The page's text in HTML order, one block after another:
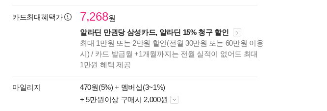
카드최대혜택가 7,268원
알라딘 만권당 삼성카드, 알라딘 15% 청구 할인
최대 1만원 또는 2만원 할인(전월 30만원 또는 60만원 이용
시) / 카드 발급월 +1개월까지는 전월 실적이 없어도 최대
1만원 혜택 제공
마일리지 470원(5%) + 멤버십(3~1%)
+ 5만원이상 구매시 2,000원